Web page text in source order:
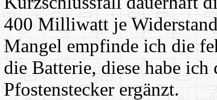
400 Milliwatt je
Mangel empfinde ich die
die Batterie, diese habe
Pfostenstecker ergänzt.